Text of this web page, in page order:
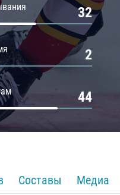
32
2
44
Составы Медиа